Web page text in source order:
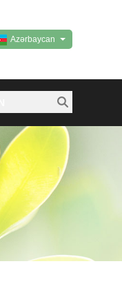
Azərbaycan